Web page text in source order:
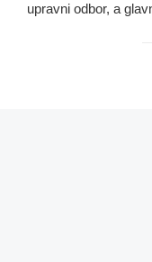
upravni odbor, a